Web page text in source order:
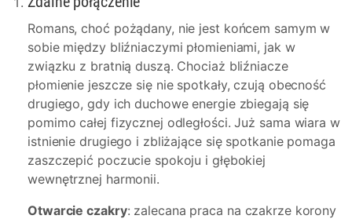
Romans, choć pożądany, nie jest końcem samym w
sobie między bliźniaczymi płomieniami, jak w
związku z bratnią duszą. Chociaż bliźniacze
płomienie jeszcze się nie spotkały, czują obecność
drugiego, gdy ich duchowe energie zbiegają się
pomimo całej fizycznej odległości. Już sama wiara w
istnienie drugiego i zbliżające się spotkanie pomaga
zaszczepić poczucie spokoju i głębokiej
wewnętrznej harmonii.
Otwarcie czakry: zalecana praca na czakrze korony